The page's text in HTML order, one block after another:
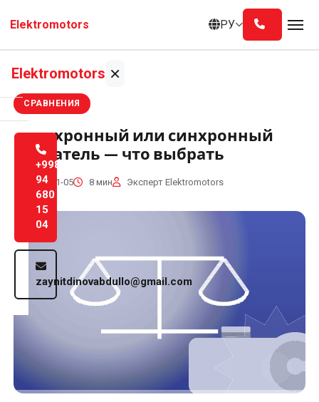
Elektromotors РУ
Elektromotors ×
Услуги
Блог
Контакты
ротора
+998
94
680
15
04
zaynitdinovabdullo@gmail.com
СРАВНЕНИЯ
Асинхронный или синхронный
двигатель — что выбрать
2014-11-05 8 мин Эксперт Elektromotors